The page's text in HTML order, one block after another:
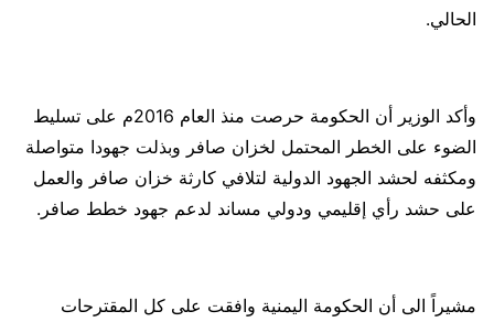
الحالي.
وأكد الوزير أن الحكومة حرصت منذ العام 2016م على تسليط
الضوء على الخطر المحتمل لخزان صافر وبذلت جهودا متواصلة
ومكثفه لحشد الجهود الدولية لتلافي كارثة خزان صافر والعمل
على حشد رأي إقليمي ودولي مساند لدعم جهود خطط صافر.
مشيراً الى أن الحكومة اليمنية وافقت على كل المقترحات